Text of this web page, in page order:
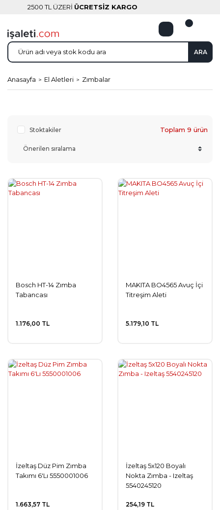
2500 TL ÜZERİ ÜCRETSİZ KARGO
ARA
Anasayfa El Aletleri Zımbalar
Stoktakiler Toplam 9 ürün
Bosch HT-14 Zımba
Tabancası
1.176,00 TL
MAKITA BO4565 Avuç İçi
Titreşim Aleti
5.179,10 TL
İzeltaş Düz Pim Zımba
Takımı 6'Lı 5550001006
1.663,57 TL
İzeltaş 5x120 Boyalı
Nokta Zımba - Izeltaş
5540245120
254,19 TL